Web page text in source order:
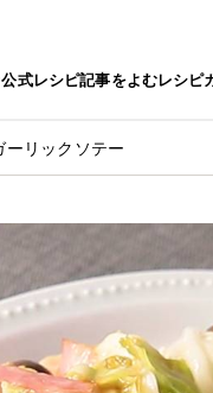
公式レシピ記事をよむレシピ
ーリックソテー